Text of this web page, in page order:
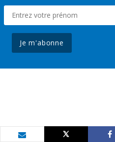
Je m'abonne